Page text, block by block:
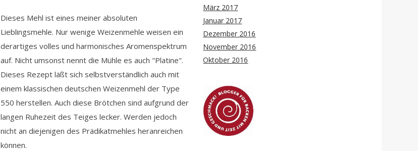
Dieses Mehl ist eines meiner absoluten
Lieblingsmehle. Nur wenige Weizenmehle weisen ein
derartiges volles und harmonisches Aromenspektrum
auf. Nicht umsonst nennt die Mühle es auch "Platine".
Dieses Rezept läßt sich selbstverständlich auch mit
einem klassischen deutschen Weizenmehl der Type
550 herstellen. Auch diese Brötchen sind aufgrund der
langen Ruhezeit des Teiges lecker. Werden jedoch
nicht an diejenigen des Prädikatmehles heranreichen
können.
März 2017
Januar 2017
Dezember 2016
November 2016
Oktober 2016